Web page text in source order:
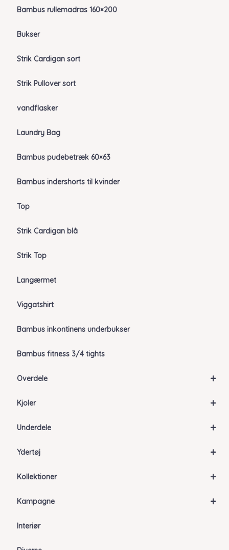
Bambus rullemadras 160×200
Bukser
Strik Cardigan sort
Strik Pullover sort
vandflasker
Laundry Bag
Bambus pudebetræk 60×63
Bambus indershorts til kvinder
Top
Strik Cardigan blå
Strik Top
Langærmet
Viggatshirt
Bambus inkontinens underbukser
Bambus fitness 3/4 tights
+
Overdele
+
Kjoler
+
Underdele
+
Ydertøj
+
Kollektioner
+
Kampagne
Interiør